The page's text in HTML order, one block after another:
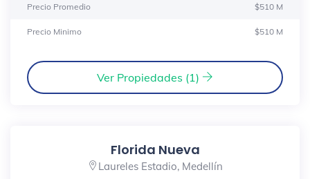
Precio Promedio $510 M
Precio Minimo $510 M
Ver Propiedades (1)
Florida Nueva
Laureles Estadio, Medellín